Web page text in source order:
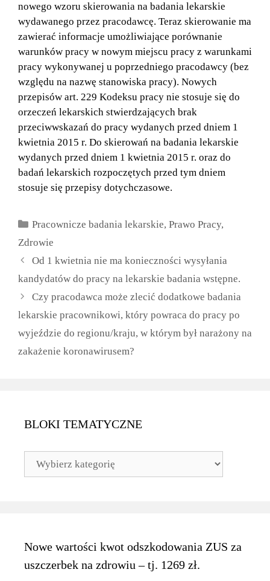
nowego wzoru skierowania na badania lekarskie
wydawanego przez pracodawcę. Teraz skierowanie ma
zawierać informacje umożliwiające porównanie
warunków pracy w nowym miejscu pracy z warunkami
pracy wykonywanej u poprzedniego pracodawcy (bez
względu na nazwę stanowiska pracy). Nowych
przepisów art. 229 Kodeksu pracy nie stosuje się do
orzeczeń lekarskich stwierdzających brak
przeciwwskazań do pracy wydanych przed dniem 1
kwietnia 2015 r. Do skierowań na badania lekarskie
wydanych przed dniem 1 kwietnia 2015 r. oraz do
badań lekarskich rozpoczętych przed tym dniem
stosuje się przepisy dotychczasowe.
Kategorie
Pracownicze badania lekarskie,Prawo Pracy,
Zdrowie
Od 1 kwietnia nie ma konieczności wysyłania
kandydatów do pracy na lekarskie badania wstępne.
Czy pracodawca może zlecić dodatkowe badania
lekarskie pracownikowi, który powraca do pracy po
wyjeździe do regionu/kraju, w którym był narażony na
zakażenie koronawirusem?
BLOKI TEMATYCZNE
BLOKI
TEMATYCZNE
Nowe wartości kwot odszkodowania ZUS za
uszczerbek na zdrowiu – tj. 1269 zł.